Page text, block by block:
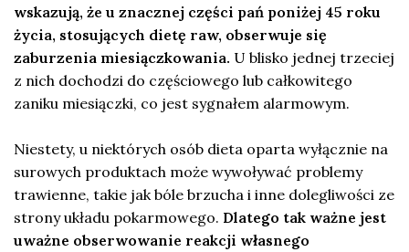
wskazują, że u znacznej części pań poniżej 45 roku
życia, stosujących dietę raw, obserwuje się
zaburzenia miesiączkowania. U blisko jednej trzeciej
z nich dochodzi do częściowego lub całkowitego
zaniku miesiączki, co jest sygnałem alarmowym.
Niestety, u niektórych osób dieta oparta wyłącznie na
surowych produktach może wywoływać problemy
trawienne, takie jak bóle brzucha i inne dolegliwości ze
strony układu pokarmowego. Dlatego tak ważne jest
uważne obserwowanie reakcji własnego